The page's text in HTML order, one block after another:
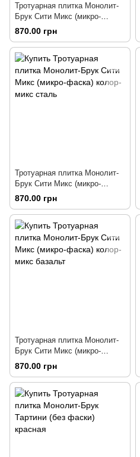
Тротуарная плитка Монолит-
Брук Сити Микс (микро-
фаска) колор-микс зола
870.00 грн
Тротуарная плитка Монолит-
Брук Сити Микс (микро-
фаска) колор-микс сталь
870.00 грн
Тротуарная плитка Монолит-
Брук Сити Микс (микро-
фаска) колор-микс базальт
870.00 грн